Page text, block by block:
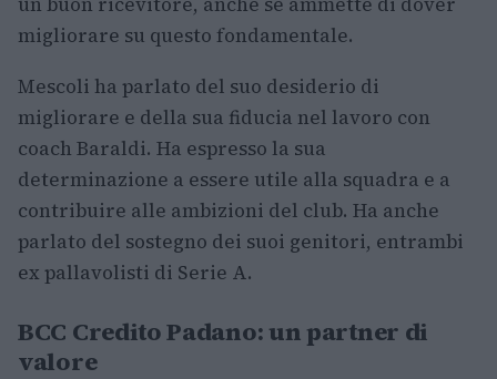
migliorare su questo fondamentale.
Mescoli ha parlato del suo desiderio di
migliorare e della sua fiducia nel lavoro con
coach Baraldi. Ha espresso la sua
determinazione a essere utile alla squadra e a
contribuire alle ambizioni del club. Ha anche
parlato del sostegno dei suoi genitori, entrambi
ex pallavolisti di Serie A.
BCC Credito Padano: un partner di
valore